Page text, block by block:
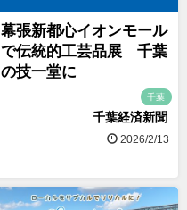
幕張新都心イオンモール
で伝統的工芸品展 千葉
の技一堂に
千葉
千葉経済新聞
2026/2/13